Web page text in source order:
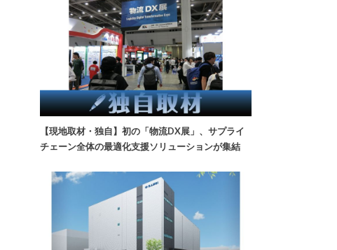
【現地取材・独自】初の「物流DX展」、サプライ
チェーン全体の最適化支援ソリューションが集結